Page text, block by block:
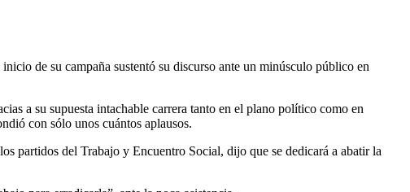
de su campaña sustentó su discurso ante un minúsculo público en
a su supuesta intachable carrera tanto en el plano político como en
con sólo unos cuántos aplausos.
partidos del Trabajo y Encuentro Social, dijo que se dedicará a abatir la